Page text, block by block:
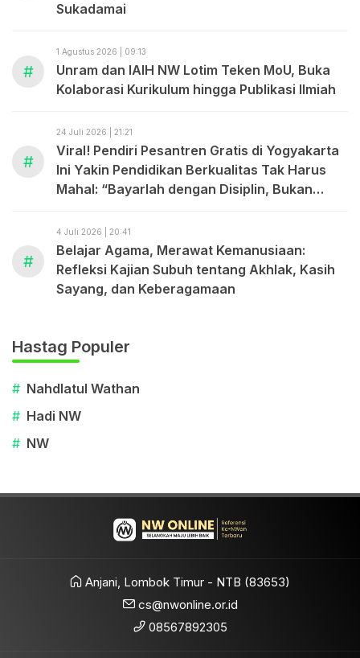
Sukadamai
#
1 Agustus 2026 | 09:13
Unram dan IAIH NW Lotim Teken MoU, Buka
Kolaborasi Kurikulum hingga Publikasi Ilmiah
#
24 Juli 2026 | 21:21
Viral! Pendiri Pesantren Gratis di Yogyakarta
Ini Yakin Pendidikan Berkualitas Tak Harus
Mahal: “Bayarlah dengan Disiplin, Bukan
#
4 Juli 2026 | 20:41
Belajar Agama, Merawat Kemanusiaan:
Refleksi Kajian Subuh tentang Akhlak, Kasih
Sayang, dan Keberagamaan
Hastag Populer
# Nahdlatul Wathan
# Hadi NW
# NW
Anjani, Lombok Timur - NTB (83653)
cs@nwonline.or.id
08567892305